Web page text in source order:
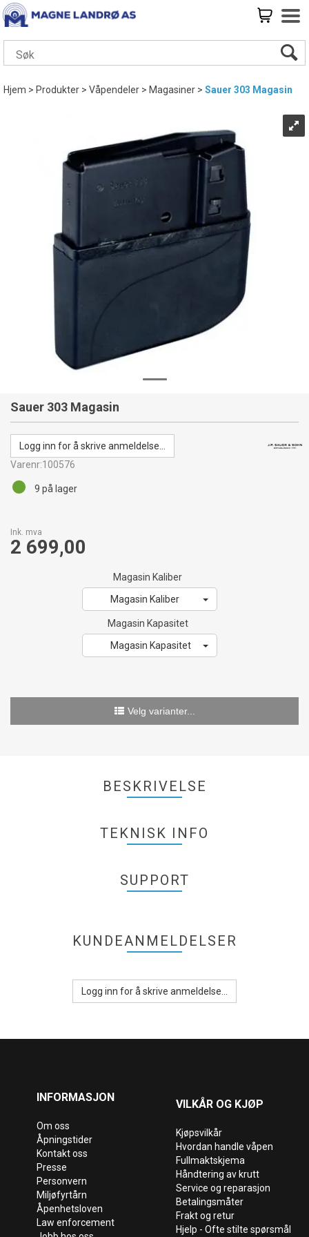
Hjem>Produkter>Våpendeler>Magasiner>Sauer 303 Magasin
Sauer 303 Magasin
Logg inn for å skrive anmeldelse...
Varenr:100576
Ink. mva
2 699,00
Magasin Kaliber
Magasin Kaliber
Magasin Kapasitet
Magasin Kapasitet
Velg varianter...
9 på lager
BESKRIVELSE
TEKNISK INFO
SUPPORT
KUNDEANMELDELSER
Logg inn for å skrive anmeldelse...
INFORMASJON
Om oss
Åpningstider
Kontakt oss
Presse
Personvern
Miljøfyrtårn
Åpenhetsloven
Law enforcement
VILKÅR OG KJØP
Kjøpsvilkår
Hvordan handle våpen
Fullmaktskjema
Håndtering av krutt
Service og reparasjon
Betalingsmåter
Frakt og retur
Hjelp - Ofte stilte spørsmål